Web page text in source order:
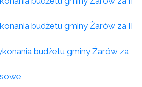
budżetu gminy Żarów za II
budżetu gminy Żarów za